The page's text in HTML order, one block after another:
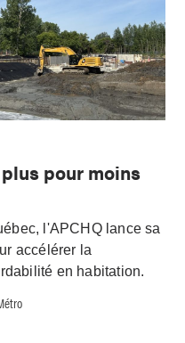
pour moins
l'APCHQ lance sa
accélérer la
en habitation.